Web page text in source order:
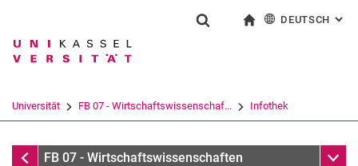
Springe direkt zu: Inhalt
Springe direkt zu: Suche
Springe direkt zu:
Suchbegriff
Suchen (öffnet externen Link in einem
DEUTSCH :
Universität FB 07 - Wirtschaftswissenschaf... Infothek
InfothekFB 07 - Wirtschaftswissenschaften